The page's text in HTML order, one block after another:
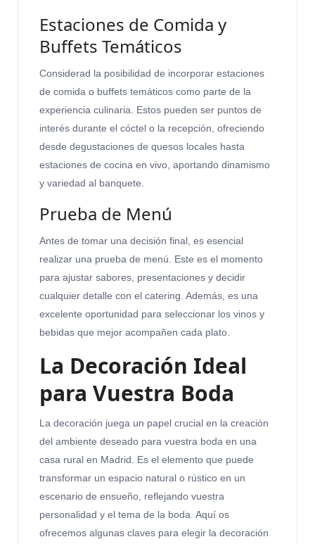
Estaciones de Comida y
Buffets Temáticos
Considerad la posibilidad de incorporar estaciones
de comida o buffets temáticos como parte de la
experiencia culinaria. Estos pueden ser puntos de
interés durante el cóctel o la recepción, ofreciendo
desde degustaciones de quesos locales hasta
estaciones de cocina en vivo, aportando dinamismo
y variedad al banquete.
Prueba de Menú
Antes de tomar una decisión final, es esencial
realizar una prueba de menú. Este es el momento
para ajustar sabores, presentaciones y decidir
cualquier detalle con el catering. Además, es una
excelente oportunidad para seleccionar los vinos y
bebidas que mejor acompañen cada plato.
La Decoración Ideal
para Vuestra Boda
La decoración juega un papel crucial en la creación
del ambiente deseado para vuestra boda en una
casa rural en Madrid. Es el elemento que puede
transformar un espacio natural o rústico en un
escenario de ensueño, reflejando vuestra
personalidad y el tema de la boda. Aquí os
ofrecemos algunas claves para elegir la decoración